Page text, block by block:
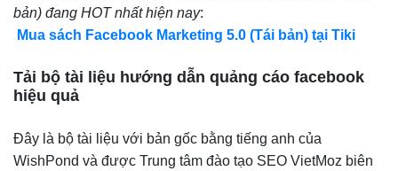
bản) đang HOT nhất hiện nay:
Mua sách Facebook Marketing 5.0 (Tái bản) tại Tiki
Tải bộ tài liệu hướng dẫn quảng cáo facebook
hiệu quả
Đây là bộ tài liệu với bản gốc bằng tiếng anh của
WishPond và được Trung tâm đào tạo SEO VietMoz biên